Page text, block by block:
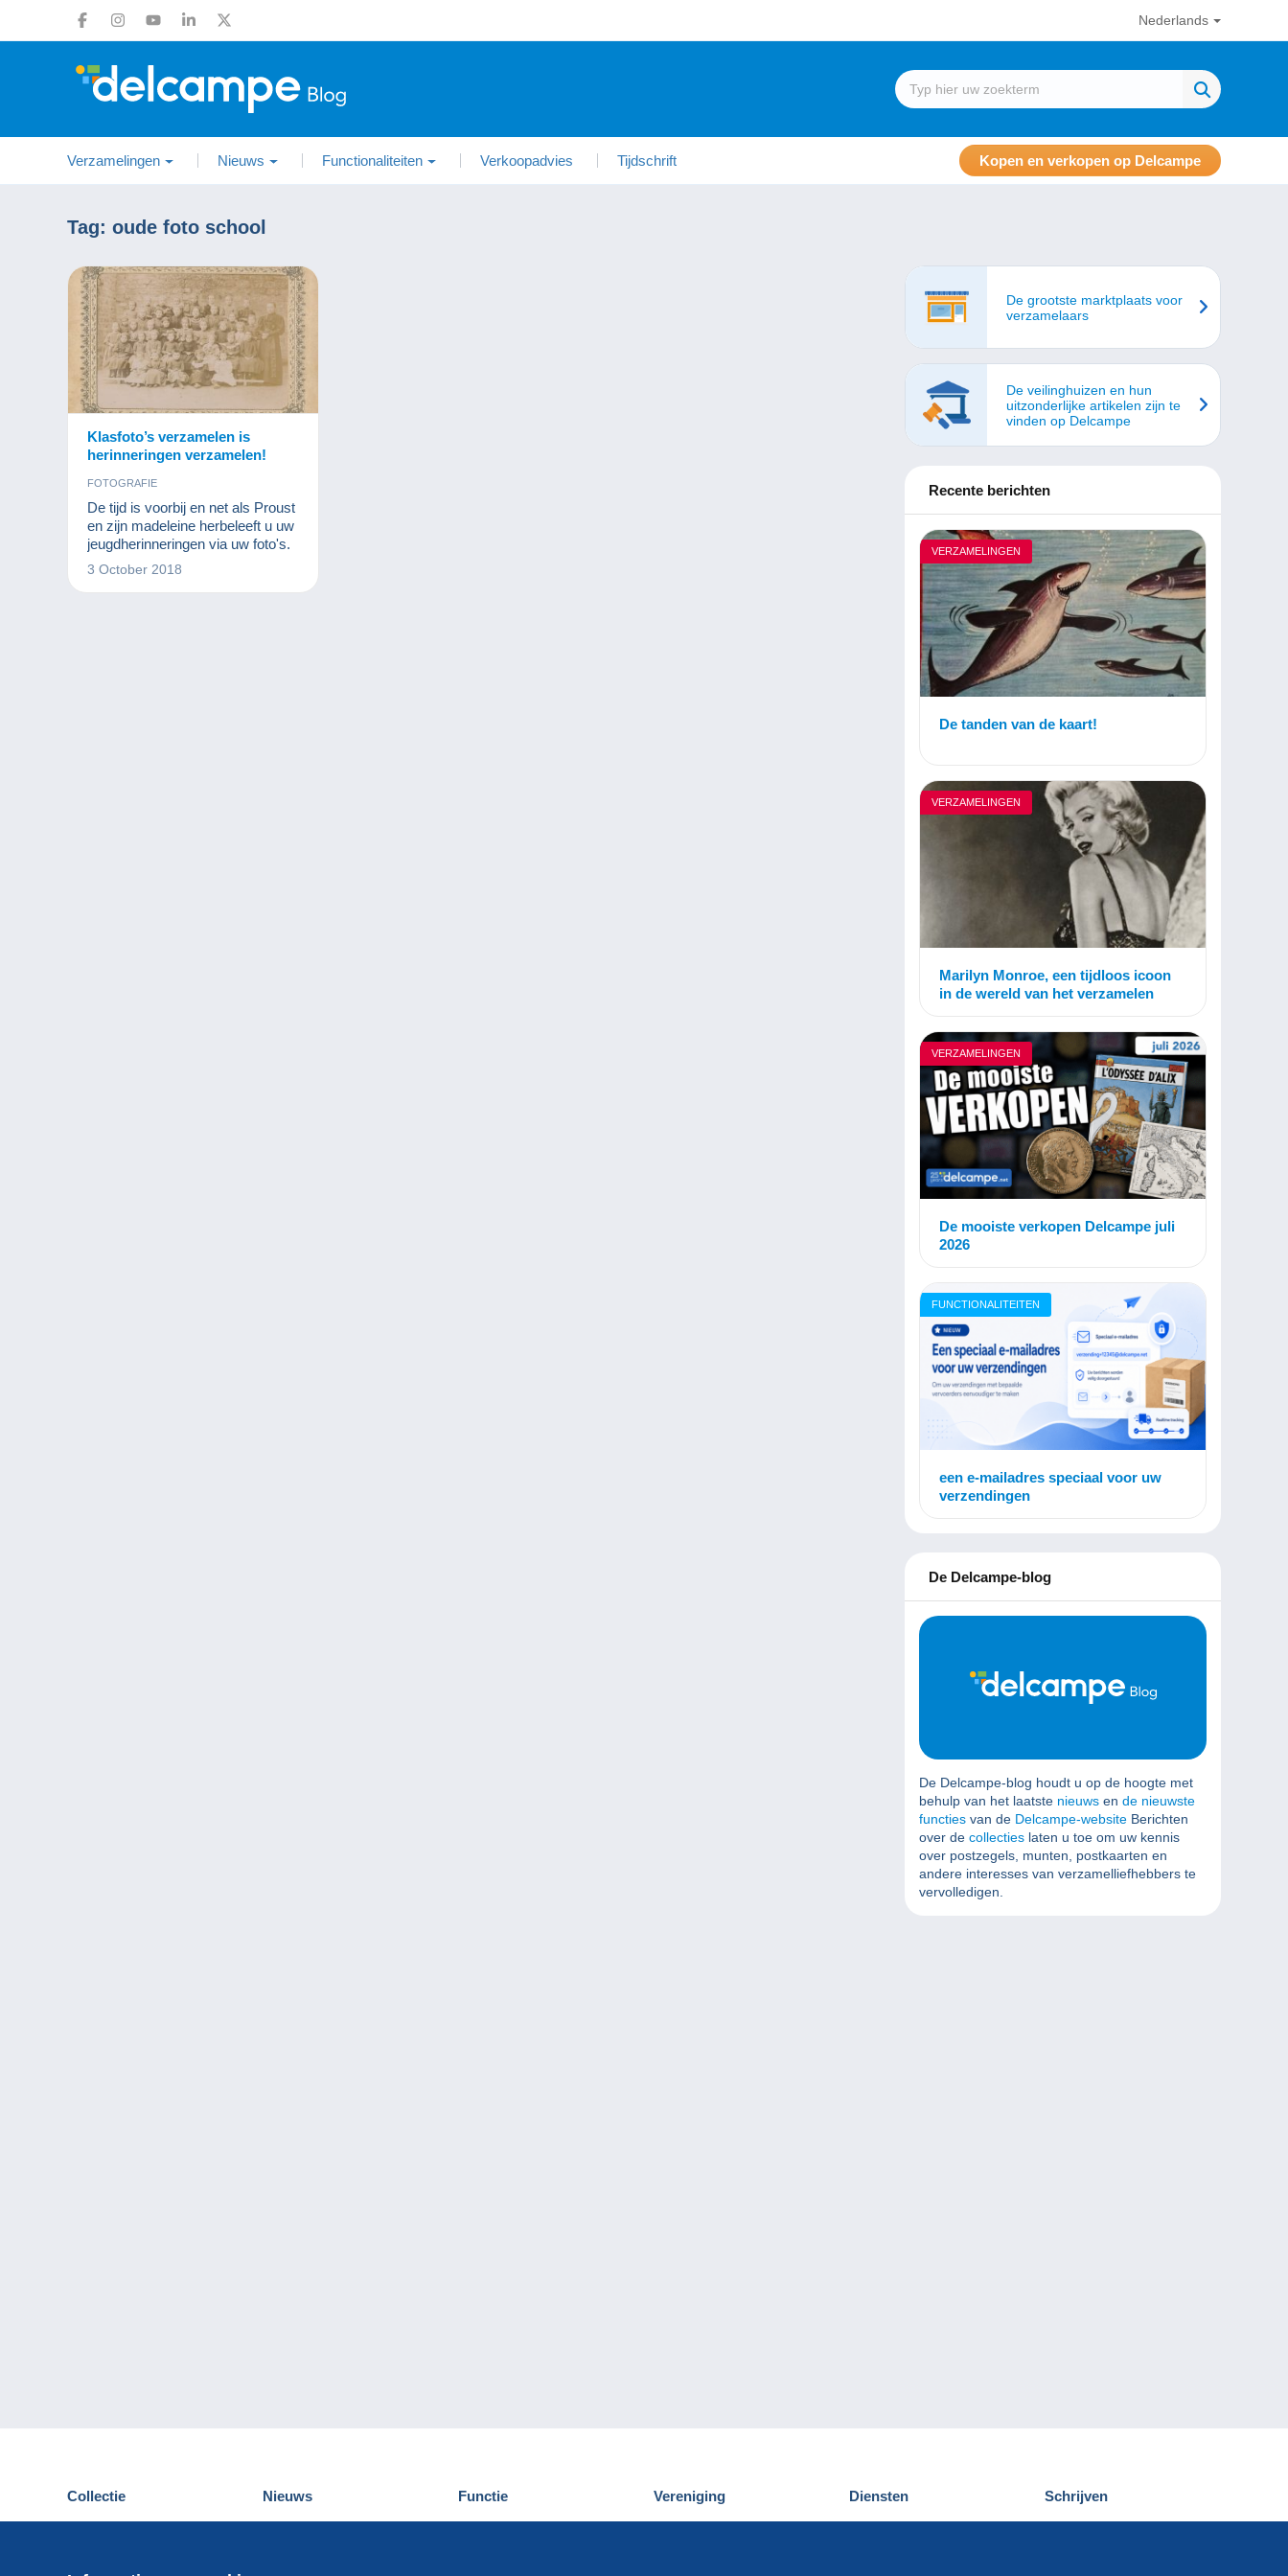
Nederlands
Verzamelingen Nieuws Functionaliteiten Verkoopadvies Tijdschrift Kopen en verkopen op Delcampe
Tag: oude foto school
Klasfoto’s verzamelen is
herinneringen verzamelen!
FOTOGRAFIE
De tijd is voorbij en net als Proust
en zijn madeleine herbeleeft u uw
jeugdherinneringen via uw foto's.
3 October 2018
De grootste marktplaats voor
verzamelaars
De veilinghuizen en hun
uitzonderlijke artikelen zijn te
vinden op Delcampe
Recente berichten
VERZAMELINGEN
De tanden van de kaart!
VERZAMELINGEN
Marilyn Monroe, een tijdloos icoon
in de wereld van het verzamelen
VERZAMELINGEN
De mooiste verkopen Delcampe juli
2026
FUNCTIONALITEITEN
een e-mailadres speciaal voor uw
verzendingen
De Delcampe-blog
De Delcampe-blog houdt u op de hoogte met
behulp van het laatste nieuws en de nieuwste
functies van de Delcampe-website Berichten
over de collecties laten u toe om uw kennis
over postzegels, munten, postkaarten en
andere interesses van verzamelliefhebbers te
vervolledigen.
Collectie
Postkaarten
Nieuws
Delcampe Evenementen
Functie
Nieuwigheden
Vereniging
Wie zijn wij
Diensten
Delcampe ontdekken
Schrijven